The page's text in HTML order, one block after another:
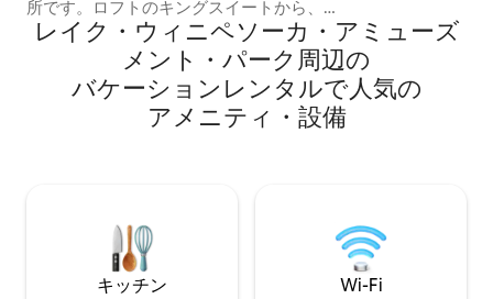
所です。ロフトのキングスイートから、
山のパノラマの景色を見ながら目を覚ま
しましょう。夕暮れどきに、全長2.1メー
トルのアラスカ杉材製のホットタブに浸
かりましょう。この地域で最も暗い空の
下、ファイヤーピットで一夜を終えまし
ょう。Airbnbで上位1%に選ばれていま
つの、より広い宿泊施設「Jackson
Point」をお試しください！
の浸かり浴槽、音
ンデリアがありま
たはキャノピース
う。星空が見え
レイク・ウィニペソーカ・アミューズ
メント・パーク⁠周⁠辺⁠の
バ⁠ケ⁠ー⁠シ⁠ョ⁠ン⁠レ⁠ン⁠タ⁠ル⁠で人⁠気⁠の
ア⁠メ⁠ニ⁠テ⁠ィ⁠・⁠設⁠備
キッチン Wi-Fi